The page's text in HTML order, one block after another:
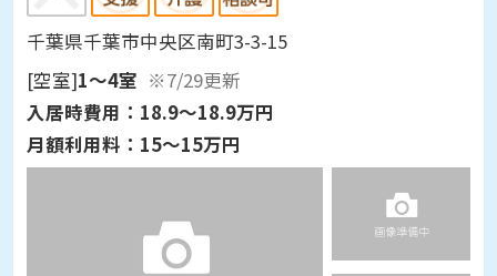
千葉県千葉市中央区南町3-3-15
[空室]1～4室 ※7/29更新
入居時費用： 18.9～18.9万円
月額利用料： 15～15万円